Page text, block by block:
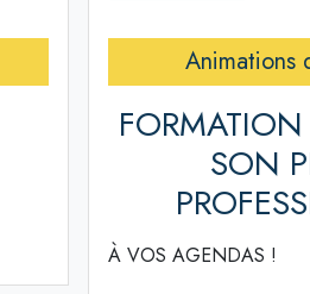
Animations
SON
À VOS AGENDAS !